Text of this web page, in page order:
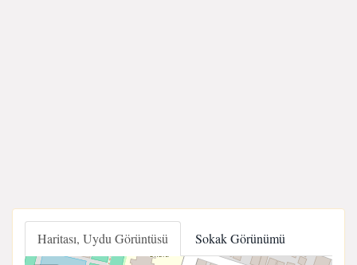
Haritası, Uydu Görüntüsü Sokak Görünümü